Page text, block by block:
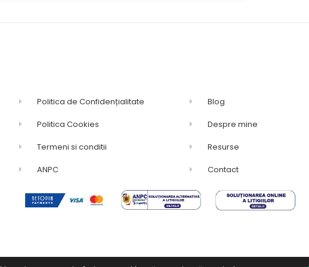
Politica de Confidențialitate
Politica Cookies
Termeni si conditii
ANPC
Blog
Despre mine
Resurse
Contact